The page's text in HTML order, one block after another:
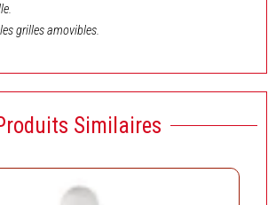
grilles amovibles.
Similaires